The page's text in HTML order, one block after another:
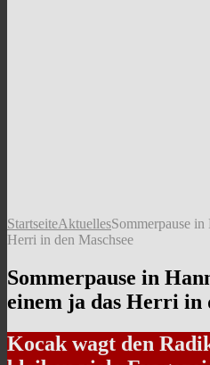
StartseiteAktuellesSommerpause
Herri in den Maschsee
Sommerpause in
einem ja das Herri in
Kocak wagt den